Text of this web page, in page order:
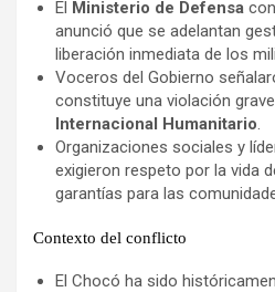
El Ministerio de Defensa
anunció que se adelantan
liberación inmediata de los
Voceros del Gobierno
constituye una violación
Internacional Humanitario.
Organizaciones sociales y
exigieron respeto por la vida
garantías para las
Contexto del conflicto
El Chocó ha sido